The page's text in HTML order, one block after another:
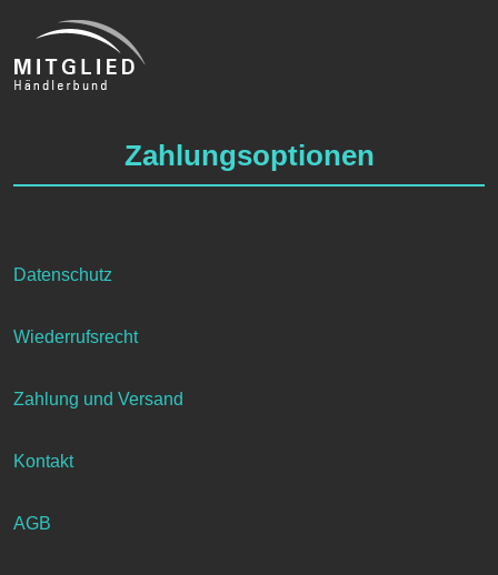
Zahlungsoptionen
Datenschutz
Wiederrufsrecht
Zahlung und Versand
Kontakt
AGB